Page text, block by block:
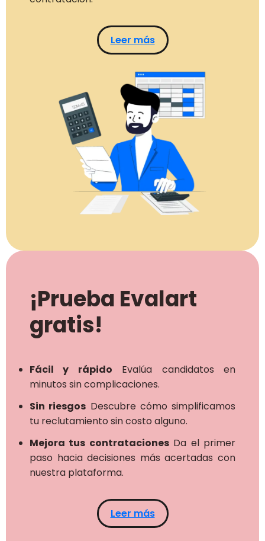
Leer más
¡Prueba Evalart
gratis!
Fácil y rápido Evalúa candidatos en
minutos sin complicaciones.
Sin riesgos Descubre cómo simplificamos
tu reclutamiento sin costo alguno.
Mejora tus contratacionesDa el primer
paso hacia decisiones más acertadas con
nuestra plataforma.
Leer más